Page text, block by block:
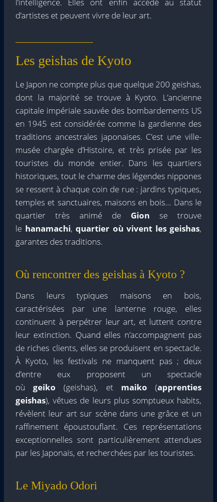
d’artistes et peuvent vivre de leur art.
Les geishas de Kyoto
Le Japon ne compte plus que quelque 200 geishas,
dont la majorité se trouve à Kyoto. L’ancienne
capitale impériale sauvée des bombardements US
en 1945 est considérée comme la gardienne des
traditions ancestrales japonaises. C’est une ville-
musée chargée d’Histoire, et très prisée par les
touristes du monde entier. Dans les quartiers
historiques, tout le charme des légendes nippones
se ressent à chaque coin de rue : jardins typiques,
temples et sanctuaires, maisons en bois… Dans le
quartier très animé de Gion se trouve
le hanamachi, quartier où vivent les geishas,
garantes des traditions.
Où rencontrer des geishas à Kyoto ?
Dans leurs typiques maisons en bois,
caractérisées par une lanterne rouge, elles
continuent à perpétrer leur art, et luttent contre
leur extinction. Quand elles n’accompagnent pas
de riches clients, elles se produisent en spectacle.
À Kyoto, les festivals ne manquent pas ; deux
d’entre eux proposent un spectacle
oùgeiko (geishas), et maiko (apprenties
geishas), vêtues de leurs plus somptueux habits,
révèlent leur art sur scène dans une grâce et un
raffinement époustouflant. Ces représentations
exceptionnelles sont particulièrement attendues
par les Japonais, et recherchées par les touristes.
Le Miyado Odori